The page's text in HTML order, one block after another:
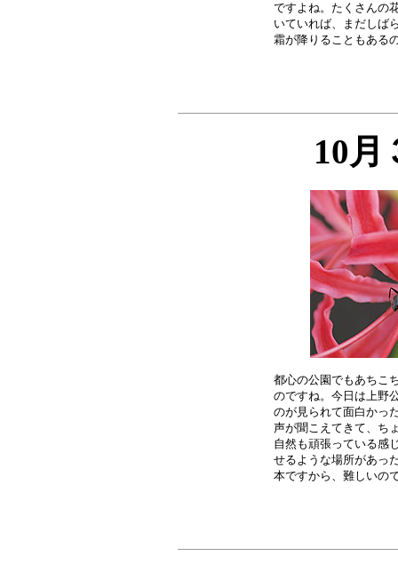
ですよね。たくさんの
いていれば、まだしば
10月
都心の公園でもあちこ
のですね。今日は上野
のが見られて面白かっ
声が聞こえてきて、ち
自然も頑張っている感
せるような場所があっ